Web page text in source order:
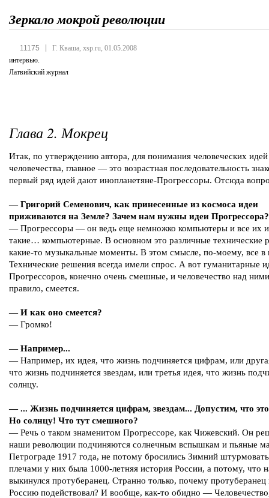
Зеркало мокрой революции
11175
Г. Кваша, xsp.ru, 01.05.2008
интервью.
Латвийский журнал
Глава 2. Мокрец
Итак, по утверждению автора, для понимания человеческих идей
человечества, главное — это возрастная последовательность
первый ряд идей дают инопланетяне-Прогрессоры. Отсюда
— Григорий Семенович, как принесенные из космоса идеи
приживаются на Земле? Зачем нам нужны идеи Прогрессора?
— Прогрессоры — он ведь еще немножко компьютеры и все их
такие… компьютерные. В основном это различные технические
какие-то музыкальные моменты. В этом смысле, по-моему, все в
Технические решения всегда имели спрос. А вот гуманитарные
Прогрессоров, конечно очень смешные, и человечество над
правило, смеется.
— И как оно смеется?
— Громко!
— Например...
— Например, их идея, что жизнь подчиняется цифрам, или
что жизнь подчиняется звездам, или третья идея, что жизнь
солнцу.
— ... Жизнь подчиняется цифрам, звездам... Допустим, что
Но солнцу! Что тут смешного?
— Речь о таком знаменитом Прогрессоре, как Чижевский. Он
наши революции подчиняются солнечным вспышкам и пьяные
Петрограде 1917 года, не потому бросились Зимний
плечами у них была 1000-летняя история России, а потому, что
выкинулся протуберанец. Странно только, почему
Россию подействовал? И вообще, как-то обидно —